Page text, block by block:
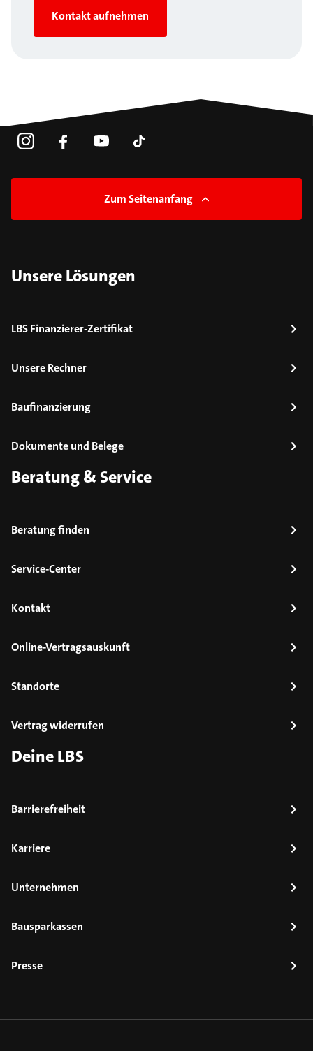
Kontakt aufnehmen
Zum Seitenanfang
Unsere Lösungen
LBS Finanzierer-Zertifikat
Unsere Rechner
Baufinanzierung
Dokumente und Belege
Beratung & Service
Beratung finden
Service-Center
Kontakt
Online-Vertragsauskunft
Standorte
Vertrag widerrufen
Deine LBS
Barrierefreiheit
Karriere
Unternehmen
Bausparkassen
Presse